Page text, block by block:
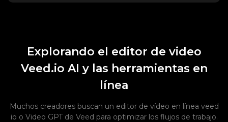
Explorando el editor de video
Veed.io AI y las herramientas en
línea
Muchos creadores buscan un editor de vídeo en línea veed
io o Video GPT de Veed para optimizar los flujos de trabajo.